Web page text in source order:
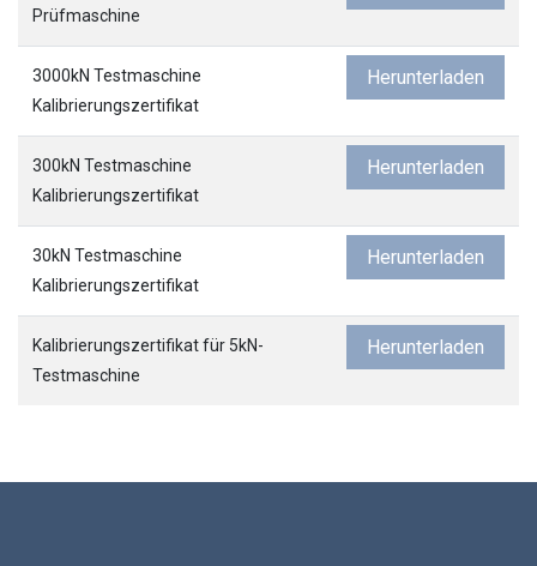
Prüfmaschine
3000kN Testmaschine
Kalibrierungszertifikat
Herunterladen
300kN Testmaschine
Kalibrierungszertifikat
Herunterladen
30kN Testmaschine
Kalibrierungszertifikat
Herunterladen
Kalibrierungszertifikat für 5kN-
Testmaschine
Herunterladen